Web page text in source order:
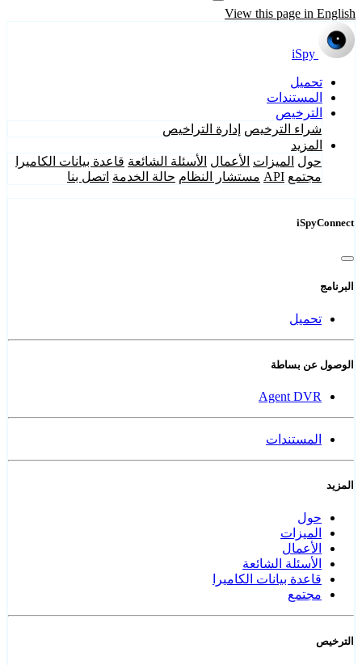
View this page in English
iSpy
تحميل
المستندات
الترخيص
شراء الترخيص إدارة التراخيص
المزيد
حول الميزات الأعمال الأسئلة الشائعة قاعدة بيانات الكاميرا
مجتمع API مستشار النظام حالة الخدمة اتصل بنا
iSpyConnect
البرنامج
تحميل
الوصول عن بساطة
Agent DVR
المستندات
المزيد
حول
الميزات
الأعمال
الأسئلة الشائعة
قاعدة بيانات الكاميرا
مجتمع
الترخيص